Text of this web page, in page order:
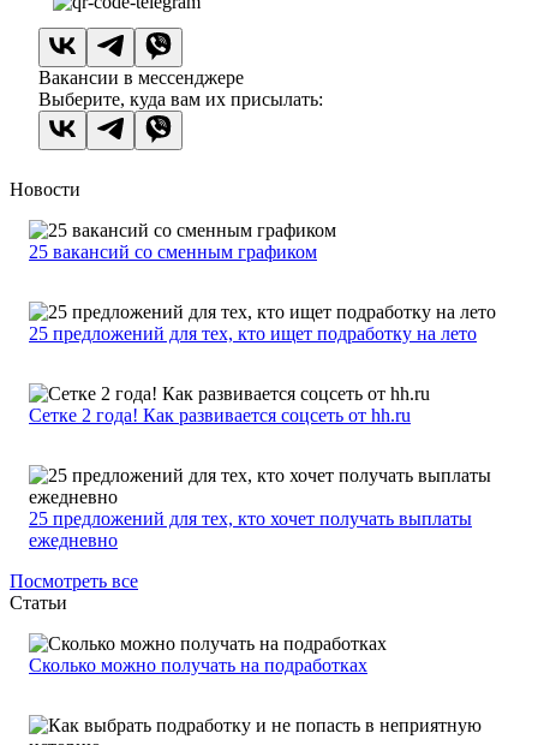
Вакансии в мессенджере
Выберите, куда вам их присылать:
Новости
25 вакансий со сменным графиком
25 предложений для тех, кто ищет подработку на лето
Сетке 2 года! Как развивается соцсеть от hh.ru
25 предложений для тех, кто хочет получать выплаты
ежедневно
Посмотреть все
Статьи
Сколько можно получать на подработках